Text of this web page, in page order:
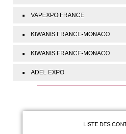
VAPEXPO FRANCE
KIWANIS FRANCE-MONACO
KIWANIS FRANCE-MONACO
ADEL EXPO
LISTE DES